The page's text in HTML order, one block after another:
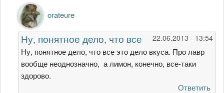
Ответ
на
Я
вообще
не
парюсь,
никакие
от
orateure
22.06.2013 - 13:54
Ну, понятное дело, что все
Ну, понятное дело, что все это дело вкуса. Про лавр
вообще неоднозначно, а лимон, конечно, все-таки
здорово.
Ответить